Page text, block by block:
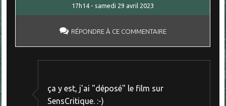
17h14 - samedi 29 avril 2023
RÉPONDRE À CE COMMENTAIRE
ça y est, j'ai "déposé" le film sur
SensCritique. :-)